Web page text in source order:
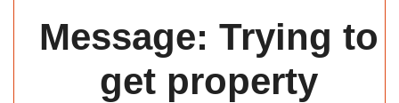
Message: Trying to
get property